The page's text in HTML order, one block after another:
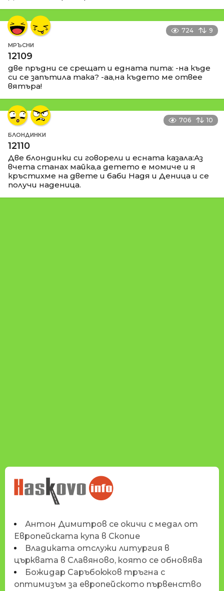
724 9
МРЪСНИ
12109
две пръдни се срещат и едната пита: -на къде
си се запътила така? -аа,на където ме отвее
вятъра!
706 10
БЛОНДИНКИ
12110
Две блондинки си говорели и есната казала:Аз
вчета станах майка,а детето е момиче и я
кръстихме на двете и баби Надя и Деница и се
получи наденица.
НОВИНИТЕ НА
HASKOVO.INFO
Антон Димитров се окичи с медал от
Европейската купа в Скопие
Владиката отслужи литургия в
църквата в Славяново, която се обновява
Божидар Саръбоюков тръгна с
оптимизъм за европейското първенство